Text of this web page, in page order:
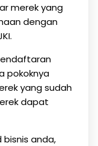
merek yang
dengan
pokoknya
yang sudah
dapat
bisnis anda,